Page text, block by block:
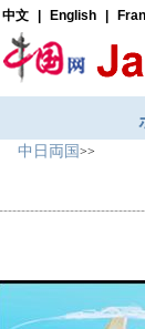
中日両国 >>